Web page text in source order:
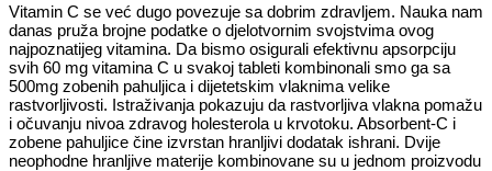
Vitamin C se već dugo povezuje sa dobrim zdravljem. Nauka nam
danas pruža brojne podatke o djelotvornim svojstvima ovog
najpoznatijeg vitamina. Da bismo osigurali efektivnu apsorpciju
svih 60 mg vitamina C u svakoj tableti kombinonali smo ga sa
500mg zobenih pahuljica i dijetetskim vlaknima velike
rastvorljivosti. Istraživanja pokazuju da rastvorljiva vlakna pomažu
i očuvanju nivoa zdravog holesterola u krvotoku. Absorbent-C i
zobene pahuljice čine izvrstan hranljivi dodatak ishrani. Dvije
neophodne hranljive materije kombinovane su u jednom proizvodu